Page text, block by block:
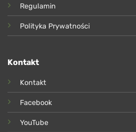
Regulamin
Polityka Prywatności
Kontakt
Kontakt
Facebook
YouTube